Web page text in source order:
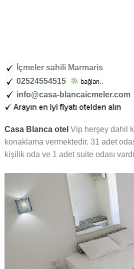
İçmeler sahili Marmaris
02524554515
info@casa-blancaicmeler.com
Casa Blanca otel Vip herşey dahil
konaklama vermektedir. 31 adet
kişilik oda ve 1 adet suite odası